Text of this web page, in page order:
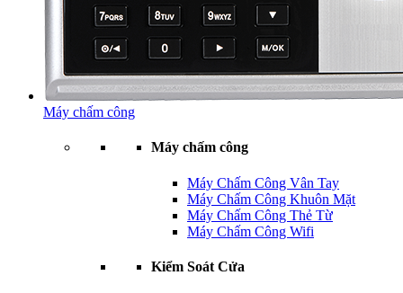
Máy chấm công
Máy chấm công
Máy Chấm Công Vân Tay
Máy Chấm Công Khuôn Mặt
Máy Chấm Công Thẻ Từ
Máy Chấm Công Wifi
Kiểm Soát Cửa